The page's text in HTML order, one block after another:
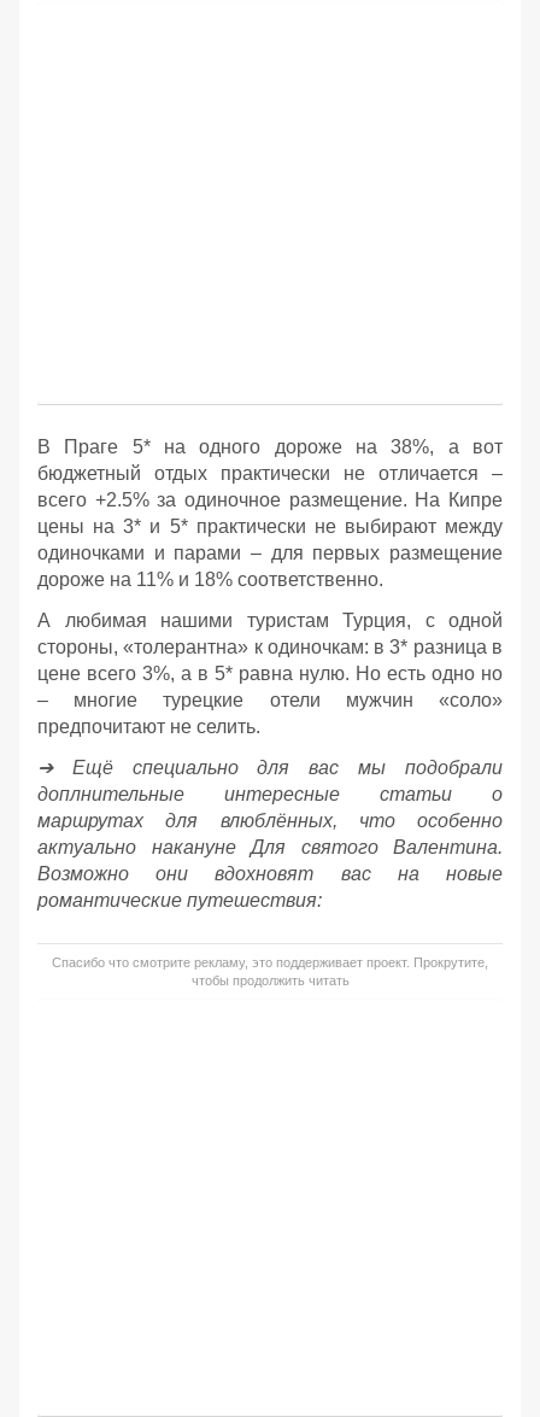
В Праге 5* на одного дороже на 38%, а вот
бюджетный отдых практически не отличается –
всего +2.5% за одиночное размещение. На Кипре
цены на 3* и 5* практически не выбирают между
одиночками и парами – для первых размещение
дороже на 11% и 18% соответственно.
А любимая нашими туристам Турция, с одной
стороны, «толерантна» к одиночкам: в 3* разница в
цене всего 3%, а в 5* равна нулю. Но есть одно но
– многие турецкие отели мужчин «соло»
предпочитают не селить.
➔ Ещё специально для вас мы подобрали
доплнительные интересные статьи о
маршрутах для влюблённых, что особенно
актуально накануне Для святого Валентина.
Возможно они вдохновят вас на новые
романтические путешествия:
Спасибо что смотрите рекламу, это поддерживает проект. Прокрутите,
чтобы продолжить читать